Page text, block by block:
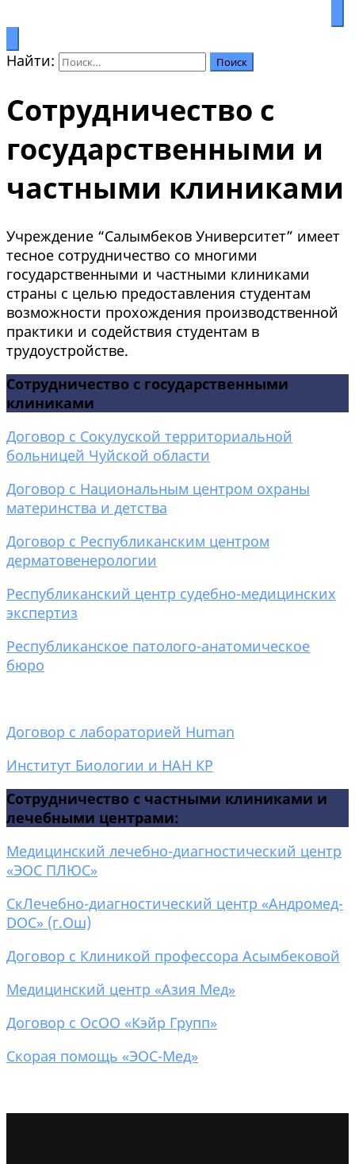
Найти:
Сотрудничество с
государственными и
частными клиниками
Учреждение “Салымбеков Университет” имеет
тесное сотрудничество со многими
государственными и частными клиниками
страны с целью предоставления студентам
возможности прохождения производственной
практики и содействия студентам в
трудоустройстве.
Сотрудничество с государственными
клиниками
Договор с Сокулуской территориальной
больницей Чуйской области
Договор с Национальным центром охраны
материнства и детства
Договор с Республиканским центром
дерматовенерологии
Республиканский центр судебно-медицинских
экспертиз
Республиканское патолого-анатомическое
бюро
Договор с лабораторией Human
Институт Биологии и НАН КР
Сотрудничество с частными клиниками и
лечебными центрами:
Медицинский лечебно-диагностический центр
«ЭОС ПЛЮС»
СкЛечебно-диагностический центр «Андромед-
DOC» (г.Ош)
Договор с Клиникой профессора Асымбековой
Медицинский центр «Азия Мед»
Договор с ОсОО «Кэйр Групп»
Скорая помощь «ЭОС-Мед»